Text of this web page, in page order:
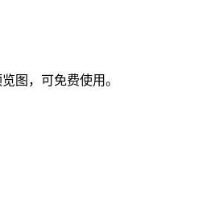
图，可免费使用。